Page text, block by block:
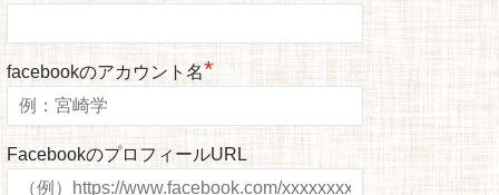
facebookのアカウント名*
FacebookのプロフィールURL